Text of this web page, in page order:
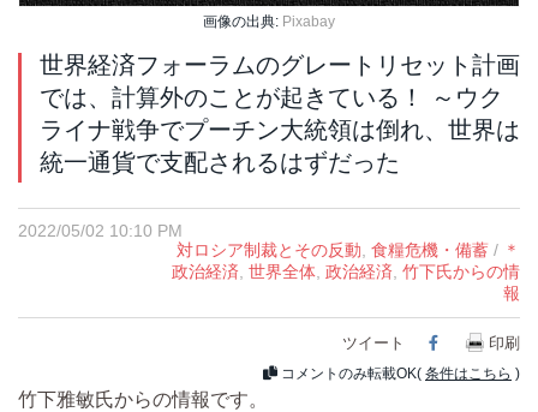
画像の出典: Pixabay
世界経済フォーラムのグレートリセット計画
では、計算外のことが起きている！ ～ウク
ライナ戦争でプーチン大統領は倒れ、世界は
統一通貨で支配されるはずだった
2022/05/02 10:10 PM
対ロシア制裁とその反動, 食糧危機・備蓄 / ＊
政治経済, 世界全体, 政治経済, 竹下氏からの情
報
ツイート Facebook
印刷
コメントのみ転載OK( 条件はこちら )
竹下雅敏氏からの情報です。